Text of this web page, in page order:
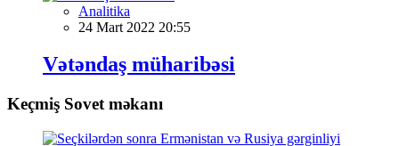
Analitika
24 Mart 2022 20:55
Vətəndaş müharibəsi
Keçmiş Sovet məkanı